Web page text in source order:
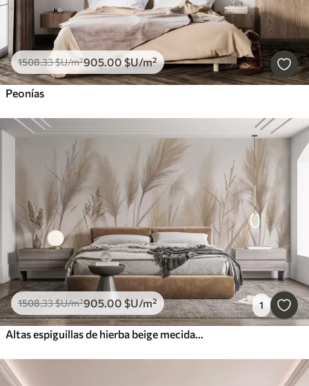
1508.33$U/m²905.00 $U/m²
Peonías
1508.33$U/m²905.00 $U/m² 1
Altas espiguillas de hierba beige mecidas por el viento sobre un fondo suave y claro